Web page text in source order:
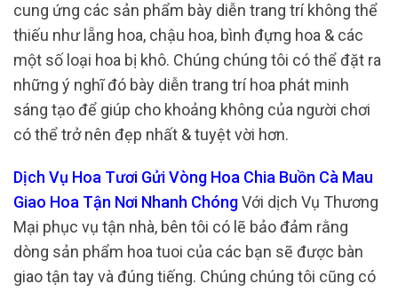
cung ứng các sản phẩm bày diễn trang trí không thể
thiếu như lẵng hoa, chậu hoa, bình đựng hoa & các
một số loại hoa bị khô. Chúng chúng tôi có thể đặt ra
những ý nghĩ đó bày diễn trang trí hoa phát minh
sáng tạo để giúp cho khoảng không của người chơi
có thể trở nên đẹp nhất & tuyệt vời hơn.
Dịch Vụ Hoa Tươi Gửi Vòng Hoa Chia Buồn Cà Mau
Giao Hoa Tận Nơi Nhanh ChóngVới dịch Vụ Thương
Mại phục vụ tận nhà, bên tôi có lẽ bảo đảm rằng
dòng sản phẩm hoa tuoi của các bạn sẽ được bàn
giao tận tay và đúng tiếng. Chúng chúng tôi cũng có